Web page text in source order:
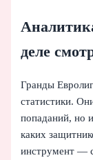
деле
Гранды
статистики.
попаданий, но
каких
инструмент —